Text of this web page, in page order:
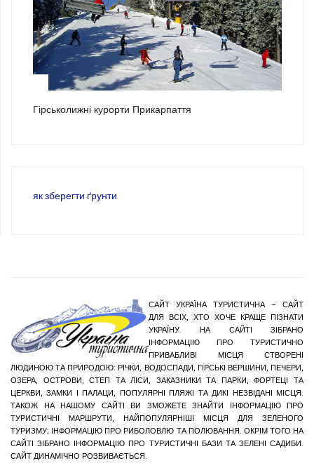
Гірськолижні курорти Прикарпаття
як зберегти ґрунти
САЙТ УКРАЇНА ТУРИСТИЧНА – САЙТ
ДЛЯ ВСІХ, ХТО ХОЧЕ КРАЩЕ ПІЗНАТИ
УКРАЇНУ. НА САЙТІ ЗІБРАНО
ІНФОРМАЦІЮ ПРО ТУРИСТИЧНО
ПРИВАБЛИВІ МІСЦЯ СТВОРЕНІ
ЛЮДИНОЮ ТА ПРИРОДОЮ: РІЧКИ, ВОДОСПАДИ, ГІРСЬКІ ВЕРШИНИ, ПЕЧЕРИ,
ОЗЕРА, ОСТРОВИ, СТЕП ТА ЛІСИ, ЗАКАЗНИКИ ТА ПАРКИ, ФОРТЕЦІ ТА
ЦЕРКВИ, ЗАМКИ І ПАЛАЦИ, ПОПУЛЯРНІ ПЛЯЖІ ТА ДИКІ НЕЗВІДАНІ МІСЦЯ.
ТАКОЖ НА НАШОМУ САЙТІ ВИ ЗМОЖЕТЕ ЗНАЙТИ ІНФОРМАЦІЮ ПРО
ТУРИСТИЧНІ МАРШРУТИ, НАЙПОПУЛЯРНІШІ МІСЦЯ ДЛЯ ЗЕЛЕНОГО
ТУРИЗМУ; ІНФОРМАЦІЮ ПРО РИБОЛОВЛЮ ТА ПОЛЮВАННЯ. ОКРІМ ТОГО НА
САЙТІ ЗІБРАНО ІНФОРМАЦІЮ ПРО ТУРИСТИЧНІ БАЗИ ТА ЗЕЛЕНІ САДИБИ.
САЙТ ДИНАМІЧНО РОЗВИВАЄТЬСЯ.